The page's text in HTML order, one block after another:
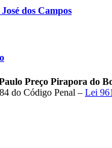
dos Campos
Preço Pirapora do
do Código Penal – Lei